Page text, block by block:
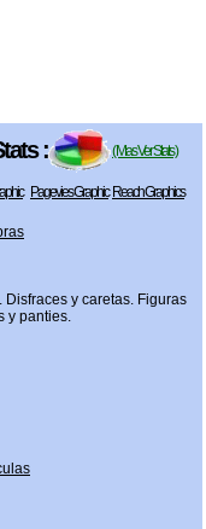
: ( Mas Ver Stats )
Pagevies Graphic Reach Graphics
y caretas. Figuras
y panties.